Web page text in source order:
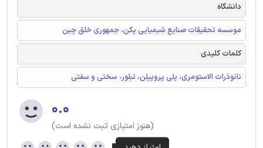
دانشگاه
موسسه تحقیقات صنایع شیمیایی پکن، جمهوری خلق چین
کلمات کلیدی
نانوذرات الاستومری، پلی پروپیلن، تبلور، سختی و سفتی
۰.۰
(هنوز امتیازی ثبت نشده است)